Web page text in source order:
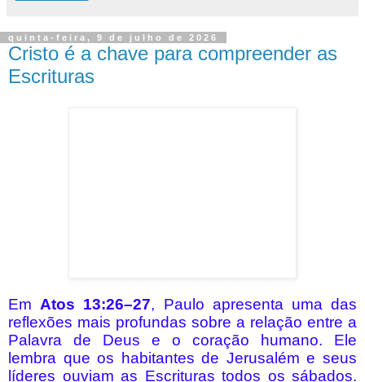
quinta-feira, 9 de julho de 2026
Cristo é a chave para compreender as
Escrituras
Em Atos 13:26–27, Paulo apresenta uma das
reflexões mais profundas sobre a relação entre a
Palavra de Deus e o coração humano. Ele
lembra que os habitantes de Jerusalém e seus
líderes ouviam as Escrituras todos os sábados.